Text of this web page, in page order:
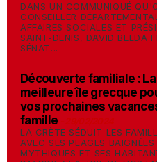
DANS UN COMMUNIQUÉ
CONSEILLER
AFFAIRES SOCIALES ET
SAINT-DENIS, DAVID BELDA
SÉNAT...
Découverte familiale : La
meilleure île grecque
vos prochaines
famille
LA CRÈTE SÉDUIT LES
AVEC SES PLAGES
MYTHIQUES ET SES